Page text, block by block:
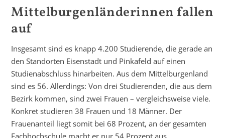
Mittelburgenländerinnen fallen
auf
Insgesamt sind es knapp 4.200 Studierende, die gerade an
den Standorten Eisenstadt und Pinkafeld auf einen
Studienabschluss hinarbeiten. Aus dem Mittelburgenland
sind es 56. Allerdings: Von drei Studierenden, die aus dem
Bezirk kommen, sind zwei Frauen – vergleichsweise viele.
Konkret studieren 38 Frauen und 18 Männer. Der
Frauenanteil liegt somit bei 68 Prozent, an der gesamten
Fachhochschule macht er nur 54 Prozent aus.